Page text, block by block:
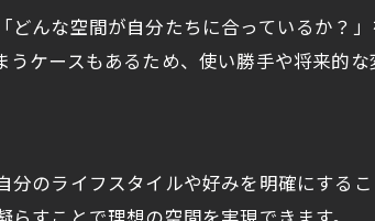
反映したリフォーム実践法
ム実例と成功ポイント
んな空間が自分たちに合っているか？
ケースもあるため、使い勝手や将来的な
のライフスタイルや好みを明確にする